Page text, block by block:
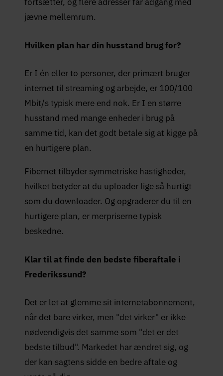
jævne mellemrum.
Hvilken plan har din husstand brug for?
Er I én eller to personer, der primært bruger
internet til streaming og arbejde, er 100/100
Mbit/s typisk mere end nok. Er I en større
husstand med mange enheder i brug på
samme tid, kan det godt betale sig at kigge på
en hurtigere plan.
Fibernet tilbyder symmetriske hastigheder,
hvilket betyder at du uploader lige så hurtigt
som du downloader. Og opgraderer du til en
hurtigere plan, er merpriserne typisk
beskedne.
Klar til at finde den bedste fiberaftale i
Frederikssund?
Det er let at glemme sit internetabonnement,
når det bare virker, men "det virker" er ikke
nødvendigvis det samme som "det er det
bedste tilbud". Markedet har ændret sig, og
der kan sagtens sidde en bedre aftale og